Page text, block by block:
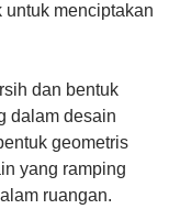
menciptakan
dan bentuk
dalam desain
geometris
yang ramping
ruangan.